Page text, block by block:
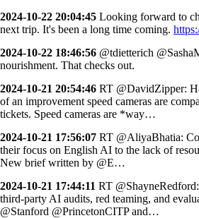
2024-10-22 20:04:45 Looking forward to
next trip. It's been a long time coming.
2024-10-22 18:46:56 @tdietterich
nourishment. That checks out.
2024-10-21 20:54:46 RT @DavidZipper:
of an improvement speed cameras are
tickets. Speed cameras are *way…
2024-10-21 17:56:07 RT @AliyaBhatia:
their focus on English AI to the lack of
New brief written by @E…
2024-10-21 17:44:11 RT
third-party AI audits, red teaming, and
@Stanford @PrincetonCITP and…